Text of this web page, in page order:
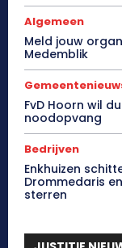
Algemeen
Meld jouw
Medemblik
FvD Hoorn wil
noodopvang
Bedrijven
Enkhuizen
Drommedaris
sterren